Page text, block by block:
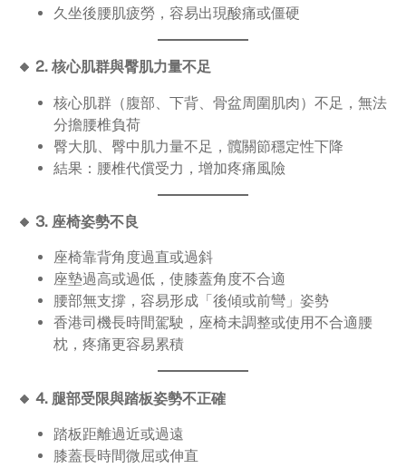
久坐後腰肌疲勞，容易出現酸痛或僵硬
🔸 2. 核心肌群與臀肌力量不足
核心肌群（腹部、下背、骨盆周圍肌肉）不足，無法
分擔腰椎負荷
臀大肌、臀中肌力量不足，髖關節穩定性下降
結果：腰椎代償受力，增加疼痛風險
🔸 3. 座椅姿勢不良
座椅靠背角度過直或過斜
座墊過高或過低，使膝蓋角度不合適
腰部無支撐，容易形成「後傾或前彎」姿勢
香港司機長時間駕駛，座椅未調整或使用不合適腰
枕，疼痛更容易累積
🔸 4. 腿部受限與踏板姿勢不正確
踏板距離過近或過遠
膝蓋長時間微屈或伸直